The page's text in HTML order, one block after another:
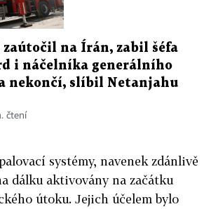
na Írán, zabil šéfa
i náčelníka generálního
nekončí, slíbil Netanjahu
čtení
systémy, navenek zdánlivě
dálku aktivovány na začátku
útoku. Jejich účelem bylo